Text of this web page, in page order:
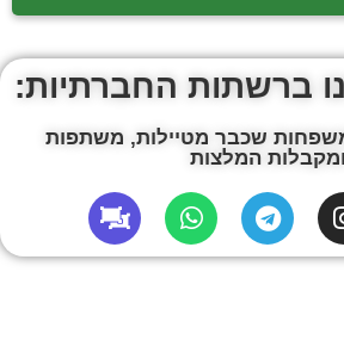
ברשתות החברתיות:
שכבר מטיילות, משתפות
ומקבלות המלצות